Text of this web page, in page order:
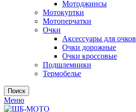
Мотоджинсы
Мотокуртки
Мотоперчатки
Очки
Аксессуары для очков
Очки дорожные
Очки кроссовые
Подшлемники
Термобелье
Поиск
Меню